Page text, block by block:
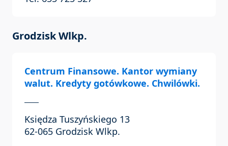
Grodzisk Wlkp.
Centrum Finansowe. Kantor wymiany
walut. Kredyty gotówkowe. Chwilówki.
Księdza Tuszyńskiego 13
62-065 Grodzisk Wlkp.